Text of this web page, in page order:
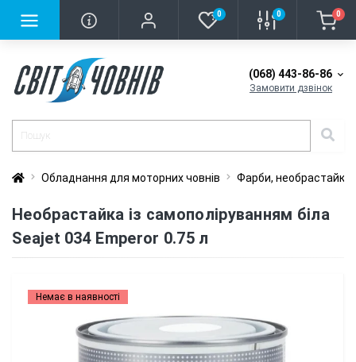
0 0 0
(068) 443-86-86
Замовити дзвінок
Обладнання для моторних човнів Фарби, необрастайка
Необрастайка із самополіруванням біла
Seajet 034 Emperor 0.75 л
Немає в наявності